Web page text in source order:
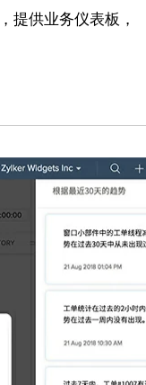
提供业务仪表板，